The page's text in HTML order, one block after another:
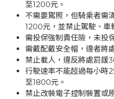
至1200元。
不需要駕照，但騎乘者需
1200元，並禁止駕駛、車
需投保強制責任險，未投
需戴配戴安全帽，違者將
禁止載人，違反將處罰鍰
行駛速率不能超過每小時
至1800元。
禁止改裝電子控制裝置或